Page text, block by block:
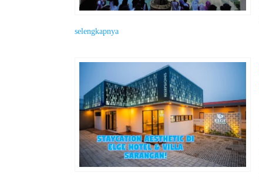
selengkapnya